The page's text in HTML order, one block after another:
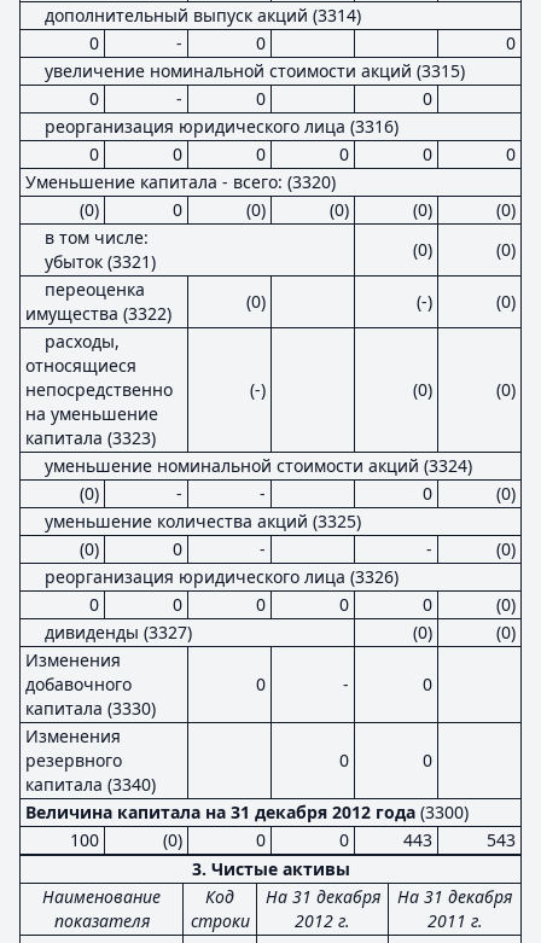
дополнительный выпуск акций (3314)
0
- 0
0
увеличение номинальной стоимости акций (3315)
0
- 0
0
реорганизация юридического лица (3316)
0
0 0 0 0
0
Уменьшение капитала - всего: (3320)
(0)
0 (0) (0) (0)
(0)
в том числе:
убыток (3321)
(0)
(0)
переоценка
имущества (3322)
(0) (-)
(0)
расходы,
относящиеся
непосредственно
на уменьшение
капитала (3323)
(-) (0) (0)
уменьшение номинальной стоимости акций (3324)
(0)
- - 0
(0)
уменьшение количества акций (3325)
(0)
0 - -
(0)
реорганизация юридического лица (3326)
0
0 0 0 0
(0)
дивиденды (3327)
(0)
(0)
Изменения
добавочного
капитала (3330)
0 - 0
Изменения
резервного
капитала (3340)
0 0
Величина капитала на 31 декабря 2012 года (3300)
100
(0) 0 0 443
543
3. Чистые активы
Наименование
показателя
Код
строки
На 31 декабря
2012 г.
На 31 декабря
2011 г.